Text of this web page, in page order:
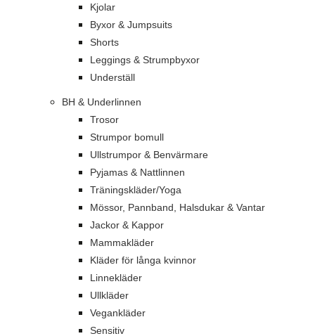
Kjolar
Byxor & Jumpsuits
Shorts
Leggings & Strumpbyxor
Underställ
BH & Underlinnen
Trosor
Strumpor bomull
Ullstrumpor & Benvärmare
Pyjamas & Nattlinnen
Träningskläder/Yoga
Mössor, Pannband, Halsdukar & Vantar
Jackor & Kappor
Mammakläder
Kläder för långa kvinnor
Linnekläder
Ullkläder
Vegankläder
Sensitiv